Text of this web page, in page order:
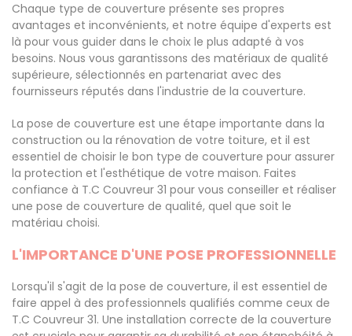
Chaque type de couverture présente ses propres
avantages et inconvénients, et notre équipe d'experts est
là pour vous guider dans le choix le plus adapté à vos
besoins. Nous vous garantissons des matériaux de qualité
supérieure, sélectionnés en partenariat avec des
fournisseurs réputés dans l'industrie de la couverture.
La pose de couverture est une étape importante dans la
construction ou la rénovation de votre toiture, et il est
essentiel de choisir le bon type de couverture pour assurer
la protection et l'esthétique de votre maison. Faites
confiance à T.C Couvreur 31 pour vous conseiller et réaliser
une pose de couverture de qualité, quel que soit le
matériau choisi.
L'IMPORTANCE D'UNE POSE PROFESSIONNELLE
Lorsqu'il s'agit de la pose de couverture, il est essentiel de
faire appel à des professionnels qualifiés comme ceux de
T.C Couvreur 31. Une installation correcte de la couverture